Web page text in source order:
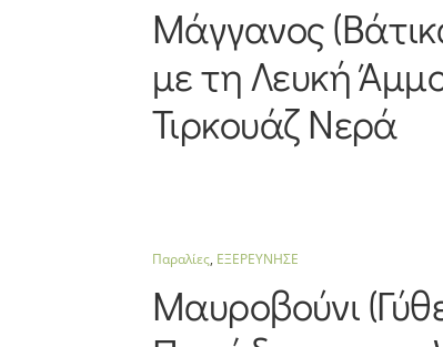
Μάγγανος
με τη Λευκή
Τιρκουάζ Νερά
Παραλίες, ΕΞΕΡΕΥΝΗΣΕ
Μαυροβούνι